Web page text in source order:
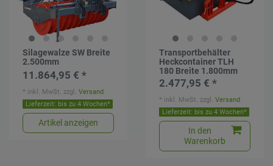
Silagewalze SW Breite
2.500mm
11.864,95 € *
Lieferzeit: bis zu 4 Wochen*
Artikel anzeigen
* inkl. MwSt. zzgl.Versand
Transportbehälter
Heckcontainer TLH
180 Breite 1.800mm
2.477,95 € *
Lieferzeit: bis zu 4 Wochen*
In den
Warenkorb
* inkl. MwSt. zzgl.Versand